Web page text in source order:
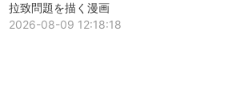
拉致問題を描く漫画
2026-08-09 12:18:18